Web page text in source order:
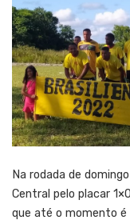
Na rodada de
Central pelo placar
que até o momento é